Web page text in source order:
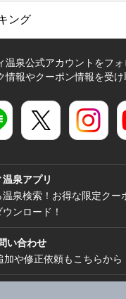
ング
温泉公式アカウントをフォ
情報やクーポン情報を受け
泉アプリ
泉検索！お得な限定クー
ンロード！
い合わせ
や修正依頼もこちらから